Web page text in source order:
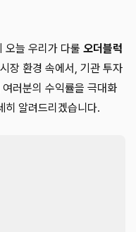
오늘 우리가 다룰 오더블럭
장 환경 속에서, 기관 투자
러분의 수익률을 극대화
히 알려드리겠습니다.